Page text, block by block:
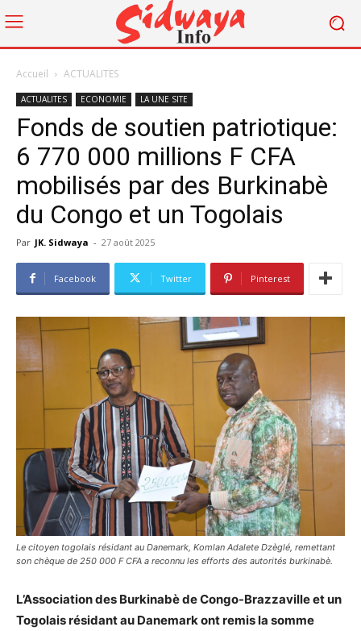
Accueil ACTUALITES
ACTUALITES ECONOMIE LA UNE SITE
Fonds de soutien patriotique:
6 770 000 millions F CFA
mobilisés par des Burkinabè
du Congo et un Togolais
Par JK. Sidwaya - 27 août 2025
Facebook Twitter Pinterest
Le citoyen togolais résidant au Danemark, Komlan Adalete Dzèglé, remettant
son chèque de 250 000 F CFA a reconnu les efforts des autorités burkinabè.
L’Association des Burkinabè de Congo-Brazzaville et un
Togolais résidant au Danemark ont remis la somme